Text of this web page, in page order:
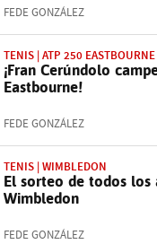
FEDE GONZÁLEZ
TENIS | ATP 250
¡Fran Cerúndolo
Eastbourne!
FEDE GONZÁLEZ
TENIS | WIMBLEDON
El sorteo de todos los
Wimbledon
FEDE GONZÁLEZ